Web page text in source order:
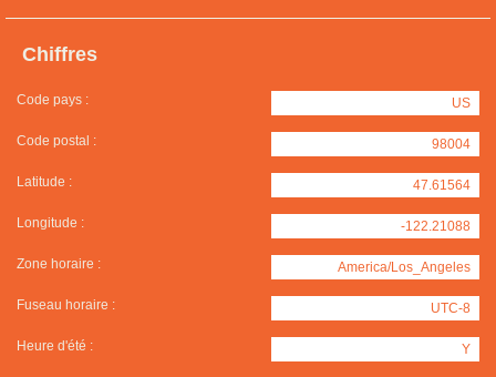
Chiffres
Code pays : US
Code postal : 98004
Latitude : 47.61564
Longitude : -122.21088
Zone horaire : America/Los_Angeles
Fuseau horaire : UTC-8
Heure d'été : Y